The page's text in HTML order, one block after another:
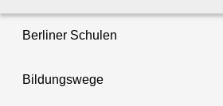
Berliner Schulen
Bildungswege